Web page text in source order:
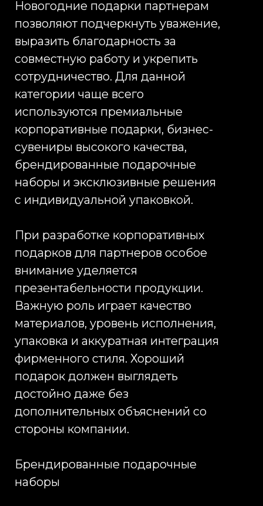
новогодних подарков под ключ
цикл производства
корпоративных новогодних
подарков. Это включает
разработку концепции, подбор
продукции, дизайн упаковки,
брендирование, логистику и
доставку. Такой подход позволяет
компаниям получить полностью
готовое решение без
необходимости выстраивать
цепочку подрядчиков.
Мы работаем с различными
сотрудников до индивидуальных
VIP-наборов для руководителей и
стратегических партнеров.